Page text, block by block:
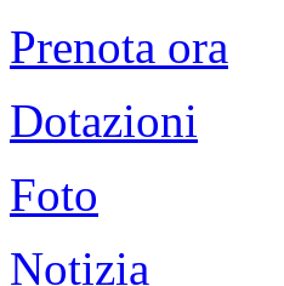
Prenota ora
Dotazioni
Foto
Notizia